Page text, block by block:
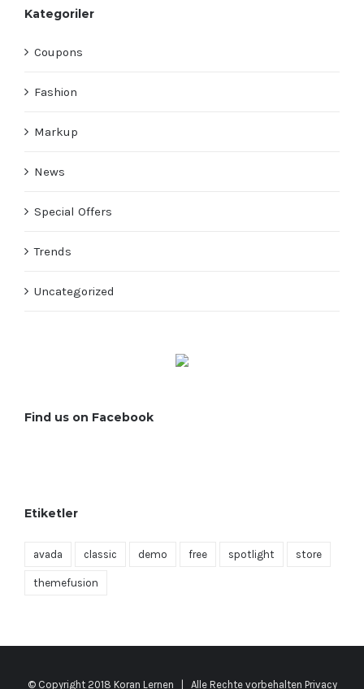
Kategoriler
Coupons
Fashion
Markup
News
Special Offers
Trends
Uncategorized
Find us on Facebook
Etiketler
avada classic demo free spotlight store
themefusion
© Copyright 2018 Koran Lernen | Alle Rechte vorbehalten Privacy